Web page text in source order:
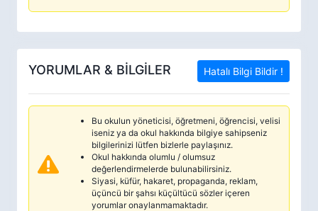
YORUMLAR & BİLGİLER Hatalı Bilgi Bildir !
Bu okulun yöneticisi, öğretmeni, öğrencisi, velisi
iseniz ya da okul hakkında bilgiye sahipseniz
bilgilerinizi lütfen bizlerle paylaşınız.
Okul hakkında olumlu / olumsuz
değerlendirmelerde bulunabilirsiniz.
Siyasi, küfür, hakaret, propaganda, reklam,
üçüncü bir şahsı küçültücü sözler içeren
yorumlar onaylanmamaktadır.